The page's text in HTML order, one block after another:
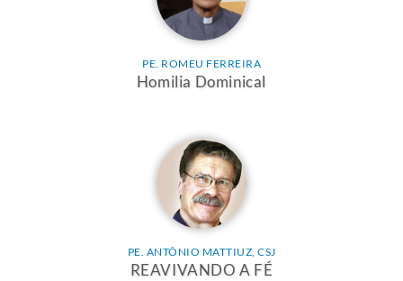
PE. ROMEU FERREIRA
Homilia Dominical
PE. ANTÔNIO MATTIUZ, CSJ
REAVIVANDO A FÉ